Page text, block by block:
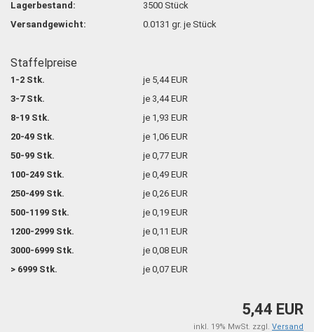
Lagerbestand: 3500 Stück
Versandgewicht:
0.0131 gr. je Stück
Staffelpreise
1-2 Stk.
je 5,44 EUR
3-7 Stk.
je 3,44 EUR
8-19 Stk.
je 1,93 EUR
20-49 Stk.
je 1,06 EUR
50-99 Stk.
je 0,77 EUR
100-249 Stk.
je 0,49 EUR
250-499 Stk.
je 0,26 EUR
500-1199 Stk.
je 0,19 EUR
1200-2999 Stk.
je 0,11 EUR
3000-6999 Stk.
je 0,08 EUR
> 6999 Stk.
je 0,07 EUR
5,44 EUR
inkl. 19% MwSt. zzgl. Versand